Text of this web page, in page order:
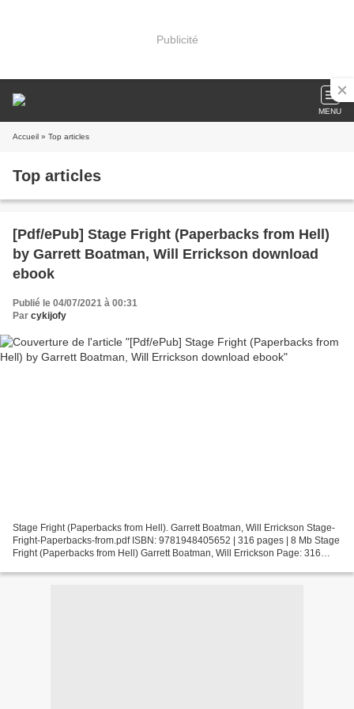
Publicité
MENU
Accueil » Top articles
Top articles
[Pdf/ePub] Stage Fright (Paperbacks from Hell)
by Garrett Boatman, Will Errickson download
ebook
Publié le 04/07/2021 à 00:31
Par cykijofy
Stage Fright (Paperbacks from Hell). Garrett Boatman, Will Errickson Stage-
Fright-Paperbacks-from.pdf ISBN: 9781948405652 | 316 pages | 8 Mb Stage
Fright (Paperbacks from Hell) Garrett Boatman, Will Errickson Page: 316